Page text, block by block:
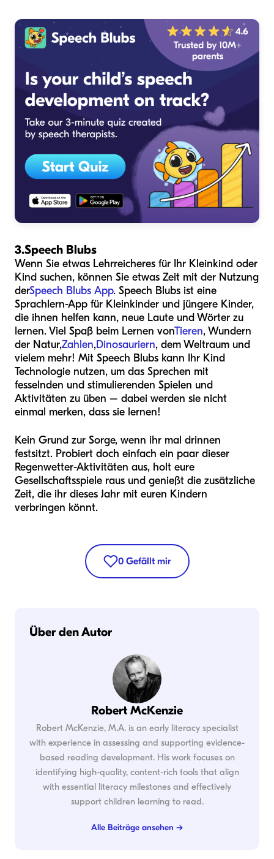
3.Speech Blubs
Wenn Sie etwas Lehrreicheres für Ihr Kleinkind oder
Kind suchen, können Sie etwas Zeit mit der Nutzung
derSpeech Blubs App. Speech Blubs ist eine
Sprachlern-App für Kleinkinder und jüngere Kinder,
die ihnen helfen kann, neue Laute und Wörter zu
lernen. Viel Spaß beim Lernen vonTieren, Wundern
der Natur,Zahlen,Dinosauriern, dem Weltraum und
vielem mehr! Mit Speech Blubs kann Ihr Kind
Technologie nutzen, um das Sprechen mit
fesselnden und stimulierenden Spielen und
Aktivitäten zu üben – dabei werden sie nicht
einmal merken, dass sie lernen!
Kein Grund zur Sorge, wenn ihr mal drinnen
festsitzt. Probiert doch einfach ein paar dieser
Regenwetter-Aktivitäten aus, holt eure
Gesellschaftsspiele raus und genießt die zusätzliche
Zeit, die ihr dieses Jahr mit euren Kindern
verbringen könnt.
0 Gefällt mir
Über den Autor
Robert McKenzie
Robert McKenzie, M.A. is an early literacy specialist
with experience in assessing and supporting evidence-
based reading development. His work focuses on
identifying high-quality, content-rich tools that align
with essential literacy milestones and effectively
support children learning to read.
Alle Beiträge ansehen →